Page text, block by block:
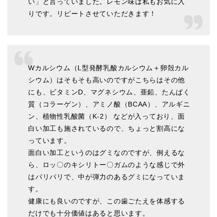
りです。リピートさせていただきます！
Wカルシウム（L型発酵乳酸カルシウム＋卵殻カル
シウム）はそもそも高いのですがこちらはその他
にも、ビタミンD、マグネシウム、亜鉛、たんぱく
質（コラーゲン）、アミノ酸（BCAA）、アルギニ
ン、植物性乳酸菌（K-2） などが入っており、面
白い加工も施されているので、ちょっと割高にな
っています。
面白い加工というのはグミなのですが、例えるな
ら、ロッ〇のキシリトー〇ガムのような感じで外
はパリパリで、中が弾力のあるグミになっていま
す。
健康にも良いのですが、この歯ごたえを体感する
だけでも十分価値はあると思います。